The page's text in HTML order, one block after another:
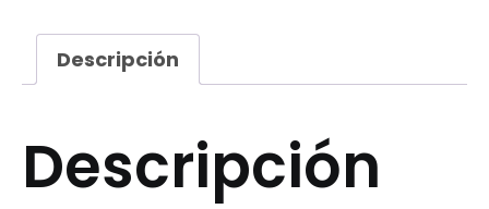
Descripción
Descripción